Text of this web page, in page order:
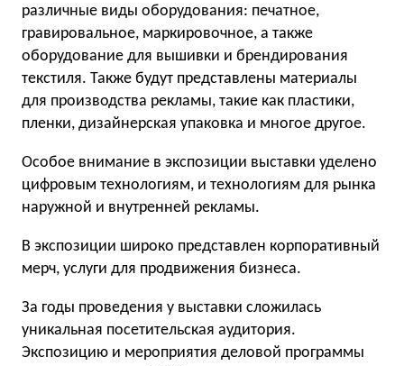
различные виды оборудования: печатное,
гравировальное, маркировочное, а также
оборудование для вышивки и брендирования
текстиля. Также будут представлены материалы
для производства рекламы, такие как пластики,
пленки, дизайнерская упаковка и многое другое.
Особое внимание в экспозиции выставки уделено
цифровым технологиям, и технологиям для рынка
наружной и внутренней рекламы.
В экспозиции широко представлен корпоративный
мерч, услуги для продвижения бизнеса.
За годы проведения у выставки сложилась
уникальная посетительская аудитория.
Экспозицию и мероприятия деловой программы